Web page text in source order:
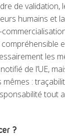
de
humains et
les
de l’UE,
:
tout
?